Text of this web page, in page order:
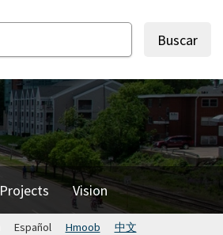
Projects Vision
Español Hmoob 中文